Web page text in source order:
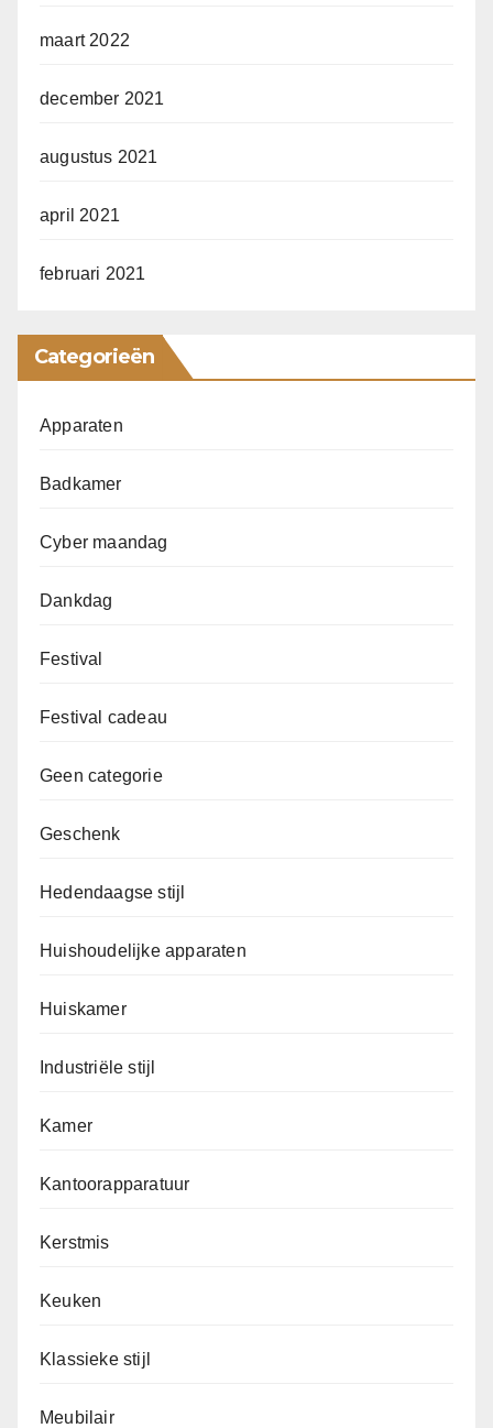
maart 2022
december 2021
augustus 2021
april 2021
februari 2021
Categorieën
Apparaten
Badkamer
Cyber maandag
Dankdag
Festival
Festival cadeau
Geen categorie
Geschenk
Hedendaagse stijl
Huishoudelijke apparaten
Huiskamer
Industriële stijl
Kamer
Kantoorapparatuur
Kerstmis
Keuken
Klassieke stijl
Meubilair